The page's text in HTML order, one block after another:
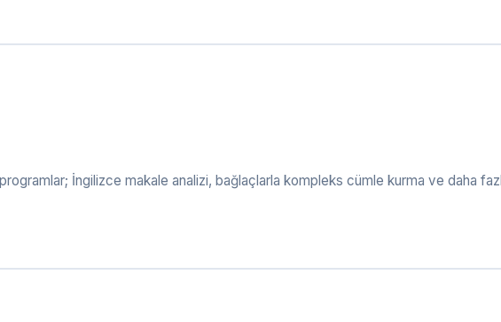
İngilizce makale analizi, bağlaçlarla kompleks cümle kurma ve daha